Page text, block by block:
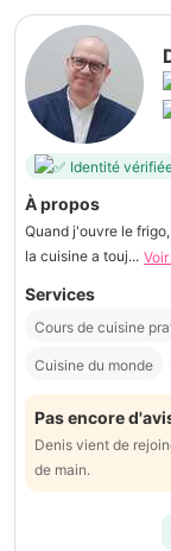
Identité
À propos
Quand j'ouvre le
la cuisine a touj...
Services
Cours de cuisine
Cuisine du monde
Pas encore
Denis vient de
de main.